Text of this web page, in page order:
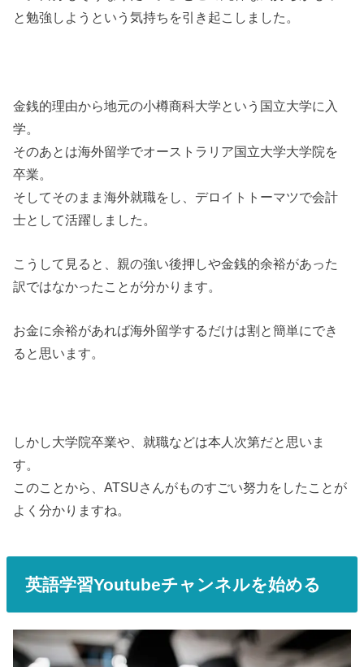
と勉強しようという気持ちを引き起こしました。
金銭的理由から地元の小樽商科大学という国立大学に入
学。
そのあとは海外留学でオーストラリア国立大学大学院を
卒業。
そしてそのまま海外就職をし、デロイトトーマツで会計
士として活躍しました。
こうして見ると、親の強い後押しや金銭的余裕があった
訳ではなかったことが分かります。
お金に余裕があれば海外留学するだけは割と簡単にでき
ると思います。
しかし大学院卒業や、就職などは本人次第だと思いま
す。
このことから、ATSUさんがものすごい努力をしたことが
よく分かりますね。
英語学習Youtubeチャンネルを始める